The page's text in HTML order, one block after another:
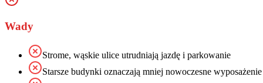
Wady
Strome, wąskie ulice utrudniają jazdę i parkowanie
Starsze budynki oznaczają mniej nowoczesne wyposażenie